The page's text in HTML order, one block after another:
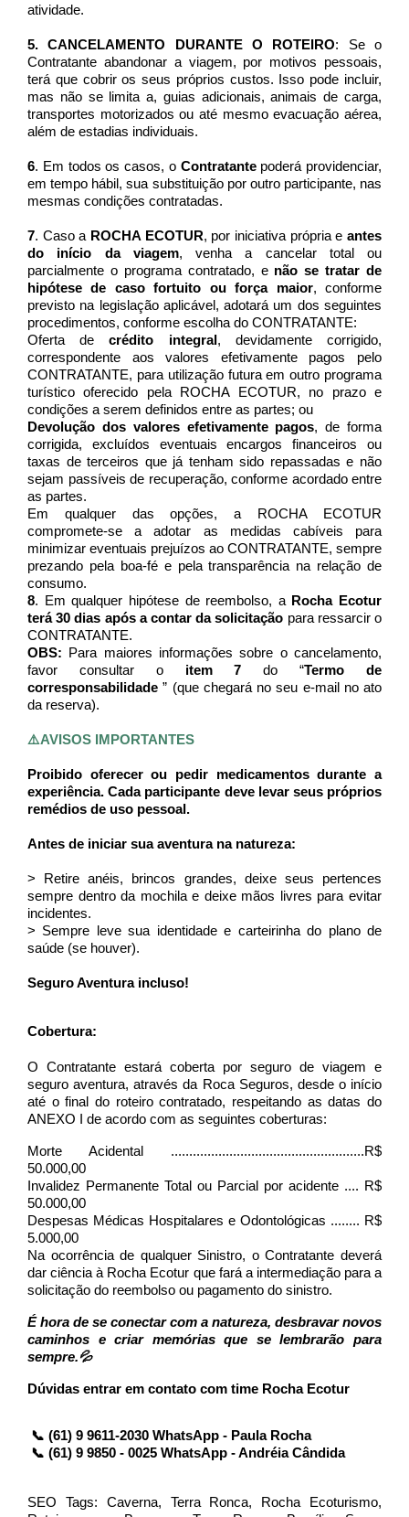
atividade.
5. CANCELAMENTO DURANTE O ROTEIRO: Se o
Contratante abandonar a viagem, por motivos pessoais,
terá que cobrir os seus próprios custos. Isso pode incluir,
mas não se limita a, guias adicionais, animais de carga,
transportes motorizados ou até mesmo evacuação aérea,
além de estadias individuais.
6. Em todos os casos, o Contratante poderá providenciar,
em tempo hábil, sua substituição por outro participante, nas
mesmas condições contratadas.
7. Caso a ROCHA ECOTUR, por iniciativa própria e antes
do início da viagem, venha a cancelar total ou
parcialmente o programa contratado, e não se tratar de
hipótese de caso fortuito ou força maior, conforme
previsto na legislação aplicável, adotará um dos seguintes
procedimentos, conforme escolha do CONTRATANTE:
Oferta de crédito integral , devidamente corrigido,
correspondente aos valores efetivamente pagos pelo
CONTRATANTE, para utilização futura em outro programa
turístico oferecido pela ROCHA ECOTUR, no prazo e
condições a serem definidos entre as partes; ou
Devolução dos valores efetivamente pagos, de forma
corrigida, excluídos eventuais encargos financeiros ou
taxas de terceiros que já tenham sido repassadas e não
sejam passíveis de recuperação, conforme acordado entre
as partes.
Em qualquer das opções, a ROCHA ECOTUR
compromete-se a adotar as medidas cabíveis para
minimizar eventuais prejuízos ao CONTRATANTE, sempre
prezando pela boa-fé e pela transparência na relação de
consumo.
8. Em qualquer hipótese de reembolso, a Rocha Ecotur
terá 30 dias após a contar da solicitação para ressarcir o
CONTRATANTE.
OBS: Para maiores informações sobre o cancelamento,
favor consultar o item 7 do “Termo de
corresponsabilidade ” (que chegará no seu e-mail no ato
da reserva).
⚠️AVISOS IMPORTANTES
Proibido oferecer ou pedir medicamentos durante a
experiência. Cada participante deve levar seus próprios
remédios de uso pessoal.
Antes de iniciar sua aventura na natureza:
> Retire anéis, brincos grandes, deixe seus pertences
sempre dentro da mochila e deixe mãos livres para evitar
incidentes.
> Sempre leve sua identidade e carteirinha do plano de
saúde (se houver).
Seguro Aventura incluso!
Cobertura:
O Contratante estará coberta por seguro de viagem e
seguro aventura, através da Roca Seguros, desde o início
até o final do roteiro contratado, respeitando as datas do
ANEXO I de acordo com as seguintes coberturas:
Morte Acidental .....................................................R$
50.000,00
Invalidez Permanente Total ou Parcial por acidente .... R$
50.000,00
Despesas Médicas Hospitalares e Odontológicas ........ R$
5.000,00
Na ocorrência de qualquer Sinistro, o Contratante deverá
dar ciência à Rocha Ecotur que fará a intermediação para a
solicitação do reembolso ou pagamento do sinistro.
É hora de se conectar com a natureza, desbravar novos
caminhos e criar memórias que se lembrarão para
sempre.💦
Dúvidas entrar em contato com time Rocha Ecotur
📞 (61) 9 9611-2030 WhatsApp - Paula Rocha
📞 (61) 9 9850 - 0025 WhatsApp - Andréia Cândida
SEO Tags: Caverna, Terra Ronca, Rocha Ecoturismo,